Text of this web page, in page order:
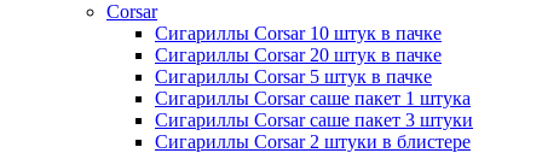
Corsar
Сигариллы Corsar 10 штук в пачке
Сигариллы Corsar 20 штук в пачке
Сигариллы Corsar 5 штук в пачке
Сигариллы Corsar саше пакет 1 штука
Сигариллы Corsar саше пакет 3 штуки
Сигариллы Corsar 2 штуки в блистере